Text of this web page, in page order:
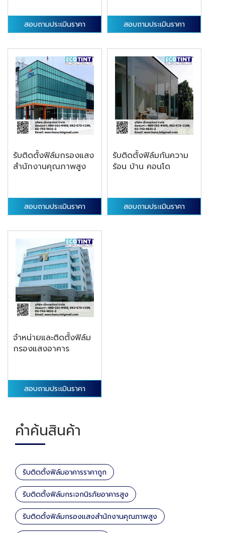
สอบถามประเมินราคา สอบถามประเมินราคา
รับติดตั้งฟิล์มกรองแสง
สำนักงานคุณภาพสูง
สอบถามประเมินราคา
รับติดตั้งฟิล์มกันความ
ร้อน บ้าน คอนโด
สอบถามประเมินราคา
จำหน่ายและติดตั้งฟิล์ม
กรองแสงอาคาร
สอบถามประเมินราคา
คำค้นสินค้า
รับติดตั้งฟิล์มอาคารราคาถูก
รับติดตั้งฟิล์มกระจกนิรภัยอาคารสูง
รับติดตั้งฟิล์มกรองแสงสำนักงานคุณภาพสูง